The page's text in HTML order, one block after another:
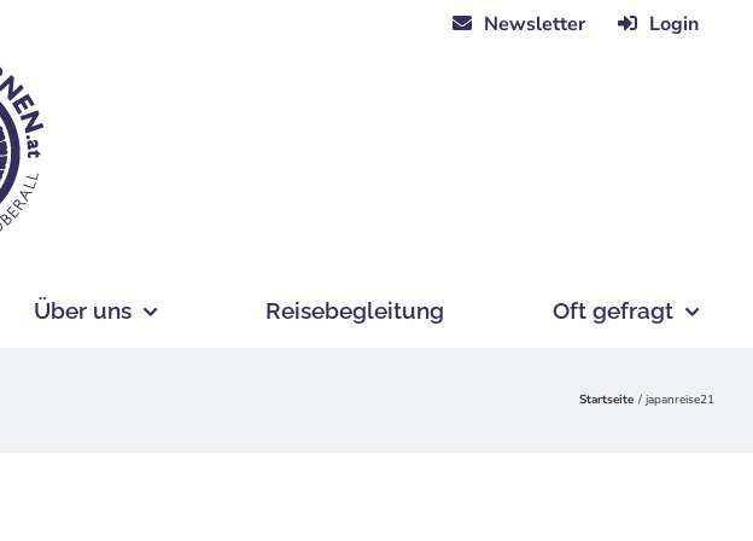
Newsletter Login
Über uns Reisebegleitung Oft gefragt
Startseite japanreise21